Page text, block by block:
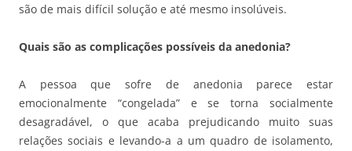
são de mais difícil solução e até mesmo insolúveis.
Quais são as complicações possíveis da anedonia?
A pessoa que sofre de anedonia parece estar
emocionalmente “congelada” e se torna socialmente
desagradável, o que acaba prejudicando muito suas
relações sociais e levando-a a um quadro de isolamento,